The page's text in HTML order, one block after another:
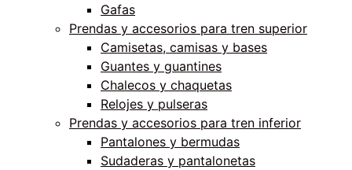
Gafas
Prendas y accesorios para tren superior
Camisetas, camisas y bases
Guantes y guantines
Chalecos y chaquetas
Relojes y pulseras
Prendas y accesorios para tren inferior
Pantalones y bermudas
Sudaderas y pantalonetas